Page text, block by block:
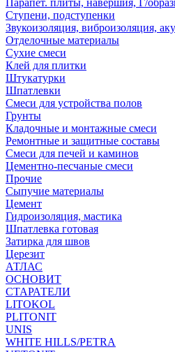
Парапет. плиты, навершия, Г/
Ступени, подступенки
Звукоизоляция, виброизоляция,
Отделочные материалы
Сухие смеси
Клей для плитки
Штукатурки
Шпатлевки
Смеси для устройства полов
Грунты
Кладочные и монтажные смеси
Ремонтные и защитные составы
Смеси для печей и каминов
Цементно-песчаные смеси
Прочие
Сыпучие материалы
Цемент
Гидроизоляция, мастика
Шпатлевка готовая
Затирка для швов
Церезит
АТЛАС
ОСНОВИТ
СТАРАТЕЛИ
LITOKOL
PLITONIT
UNIS
WHITE HILLS/PETRA